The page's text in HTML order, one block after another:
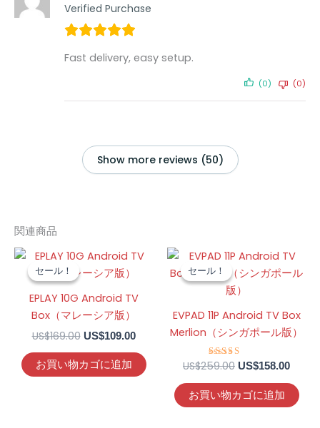
Verified Purchase
Fast delivery, easy setup.
(0) (0)
Show more reviews (50)
関連商品
セール！
セール！
EPLAY 10G Android TV
Box（マレーシア版）
US$169.00
元
格
は
US$169.00
で
し
た。
US$109.00
現
価
格
US$109.00
で
す。
お買い物カゴに追加
セール！
セール！
EVPAD 11P Android TV Box
Merlion（シンガポール版）
5段階中
4.39
の評価
US$259.00
元
価
格
US$259.00
で
た。
US$158.00
現
の
は
で
お買い物カゴに追加